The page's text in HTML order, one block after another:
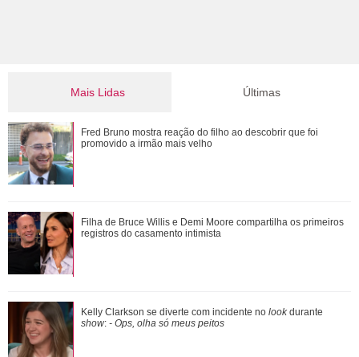
Mais Lidas
Mais de 20 anos após divórcio, Jennifer Aniston e Brad Pitt
estariam se reaproximando, diz ...
Relacionamento com Alice Carvalho e mais.... Veja o que
revelou a série documental Meu Nome ...
Apaixonada pelos filhos! Confira os melhores momentos de
Virginia Fonseca como mãe
Últimas
Fred Bruno mostra reação do filho ao descobrir que foi
promovido a irmão mais velho
Filha de Bruce Willis e Demi Moore compartilha os primeiros
registros do casamento intimista
Kelly Clarkson se diverte com incidente no lookdurante
show: - Ops, olha só meus peitos